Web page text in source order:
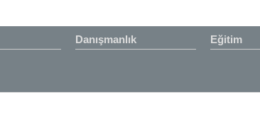
Danışmanlık Eğitim